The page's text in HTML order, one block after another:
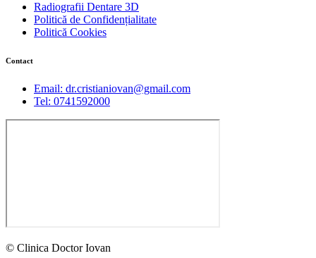
Radiografii Dentare 3D
Politică de Confidențialitate
Politică Cookies
Contact
Email: dr.cristianiovan@gmail.com
Tel: 0741592000
© Clinica Doctor Iovan